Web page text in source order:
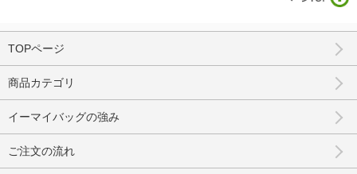
TOPページ
商品カテゴリ
イーマイバッグの強み
ご注文の流れ